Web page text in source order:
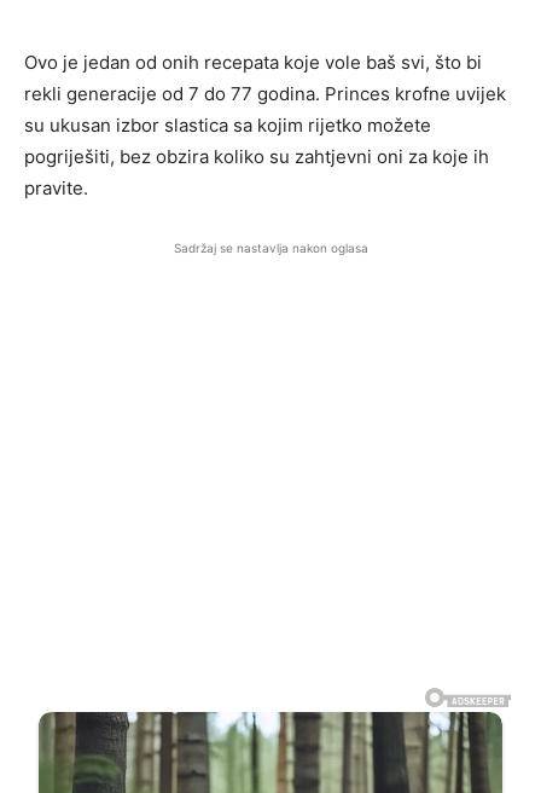
Ovo je jedan od onih recepata koje vole baš svi, što bi
rekli generacije od 7 do 77 godina. Princes krofne uvijek
su ukusan izbor slastica sa kojim rijetko možete
pogriješiti, bez obzira koliko su zahtjevni oni za koje ih
pravite.
Sadržaj se nastavlja nakon oglasa